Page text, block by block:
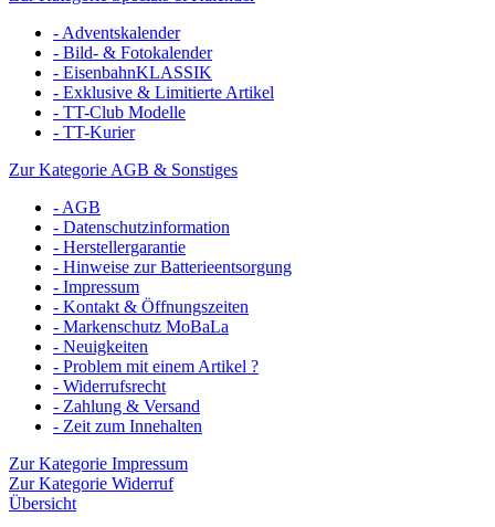
- Adventskalender
- Bild- & Fotokalender
- EisenbahnKLASSIK
- Exklusive & Limitierte Artikel
- TT-Club Modelle
- TT-Kurier
Zur Kategorie AGB & Sonstiges
- AGB
- Datenschutzinformation
- Herstellergarantie
- Hinweise zur Batterieentsorgung
- Impressum
- Kontakt & Öffnungszeiten
- Markenschutz MoBaLa
- Neuigkeiten
- Problem mit einem Artikel ?
- Widerrufsrecht
- Zahlung & Versand
- Zeit zum Innehalten
Zur Kategorie Impressum
Zur Kategorie Widerruf
Übersicht